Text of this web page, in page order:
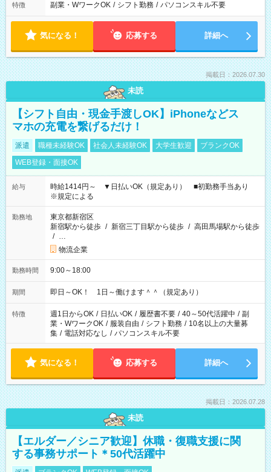
特徴 副業・WワークOK / シフト勤務 / パソコンスキル不要
気になる！ 応募する 詳細へ
掲載日：2026.07.30
未読
【シフト自由・現金手渡しOK】iPhoneなどス
マホの充電を繋げるだけ！
派遣 職種未経験OK 社会人未経験OK 大学生歓迎
ブランクOK
WEB登録・面接OK
給与
時給1414円～ ▼日払いOK（規定あり） ■初勤務手当あり
※規定による
勤務地
東京都新宿区
新宿駅から徒歩 / 新宿三丁目駅から徒歩 / 高田馬場駅から徒歩
/ …
物流企業
勤務時間 9:00～18:00
期間 即日～OK！ 1日～働けます＾＾（規定あり）
特徴 週1日からOK / 日払いOK / 履歴書不要 / 40～50代活躍中 / 副
業・WワークOK / 服装自由 / シフト勤務 / 10名以上の大量募
集 / 電話対応なし / パソコンスキル不要
気になる！ 応募する 詳細へ
掲載日：2026.07.28
未読
【エルダー／シニア歓迎】休職・復職支援に関
する事務サポート＊50代活躍中